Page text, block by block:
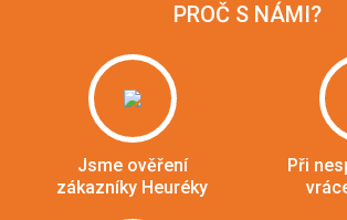
PROČ S NÁMI?
Jsme ověření
zákazníky Heuréky
Při